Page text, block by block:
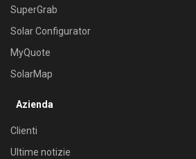
SuperGrab
Solar Configurator
MyQuote
SolarMap
Azienda
Clienti
Ultime notizie